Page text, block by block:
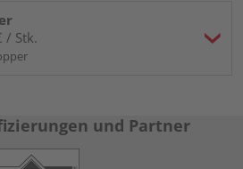
/ Stk.
und Partner